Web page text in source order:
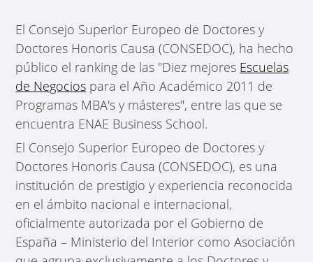
El Consejo Superior Europeo de Doctores y
Doctores Honoris Causa (CONSEDOC), ha hecho
público el ranking de las "Diez mejores Escuelas
de Negocios para el Año Académico 2011 de
Programas MBA's y másteres", entre las que se
encuentra ENAE Business School.
El Consejo Superior Europeo de Doctores y
Doctores Honoris Causa (CONSEDOC), es una
institución de prestigio y experiencia reconocida
en el ámbito nacional e internacional,
oficialmente autorizada por el Gobierno de
España – Ministerio del Interior como Asociación